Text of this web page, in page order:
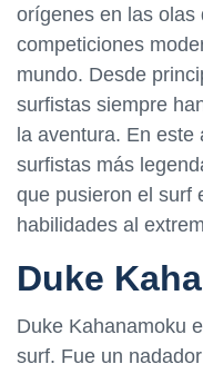
orígenes en las olas
competiciones
mundo. Desde
surfistas siempre
la aventura. En
surfistas más
que pusieron el surf
habilidades al
Duke
Duke Kahanamoku
surf. Fue un